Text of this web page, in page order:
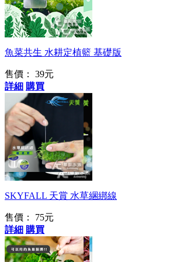
魚菜共生 水耕定植籃 基礎版
售價：
39元
詳細 購買
隱身術發動！
SKYFALL 天賞 水草綑綁線
售價：
75元
詳細 購買